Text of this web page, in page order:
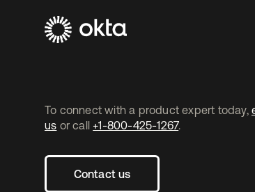
To connect with a product expert today,
us or call +1-800-425-1267.
Contact us